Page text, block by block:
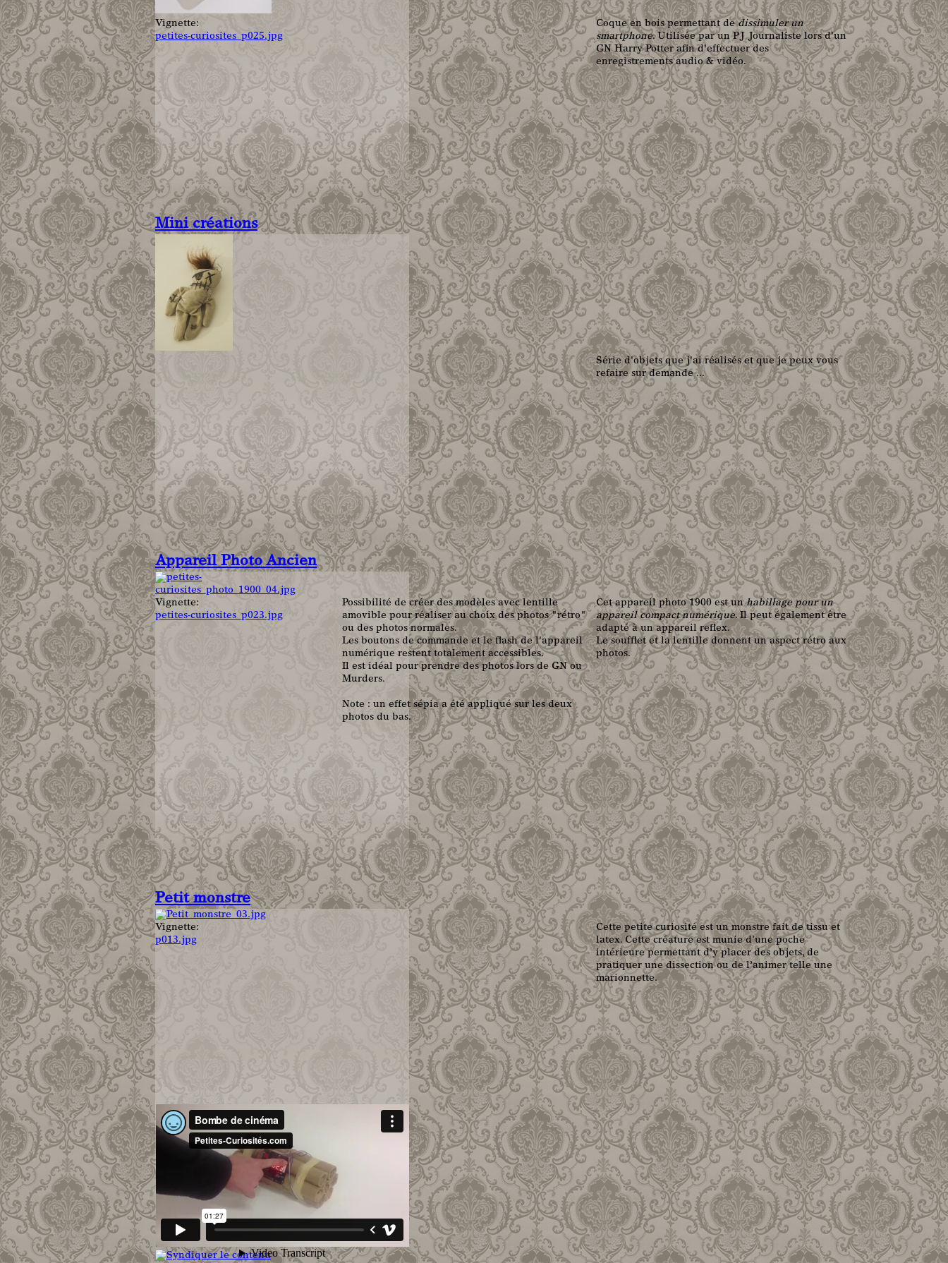
Coque en bois permettant dedissimuler un
smartphone. Utilisée par un PJ Journaliste lors d'un
GN Harry Potter afin d'effectuer des
enregistrements audio & vidéo.
Vignette:
petites-curiosites_p025.jpg
Mini créations
Série d'objets que j'ai réalisés et que je peux vous
refaire sur demande ...
Appareil Photo Ancien
Cet appareil photo 1900 est unhabillage pour un
appareil compact numérique. Il peut également être
adapté à un appareil reflex.
Le soufflet et la lentille donnent un aspect rétro aux
photos.
Possibilité de créer des modèles avec lentille
amovible pour réaliser au choix des photos "rétro"
ou des photos normales.
Les boutons de commande et le flash de l'appareil
numérique restent totalement accessibles.
Il est idéal pour prendre des photos lors de GN ou
Murders.
Note : un effet sépia a été appliqué sur les deux
photos du bas.
Vignette:
petites-curiosites_p023.jpg
Petit monstre
Cette petite curiosité est un monstre fait de tissu et
latex. Cette créature est munie d'une poche
intérieure permettant d’y placer des objets, de
pratiquer une dissection ou de l’animer telle une
marionnette.
Vignette:
p013.jpg
En savoir plus